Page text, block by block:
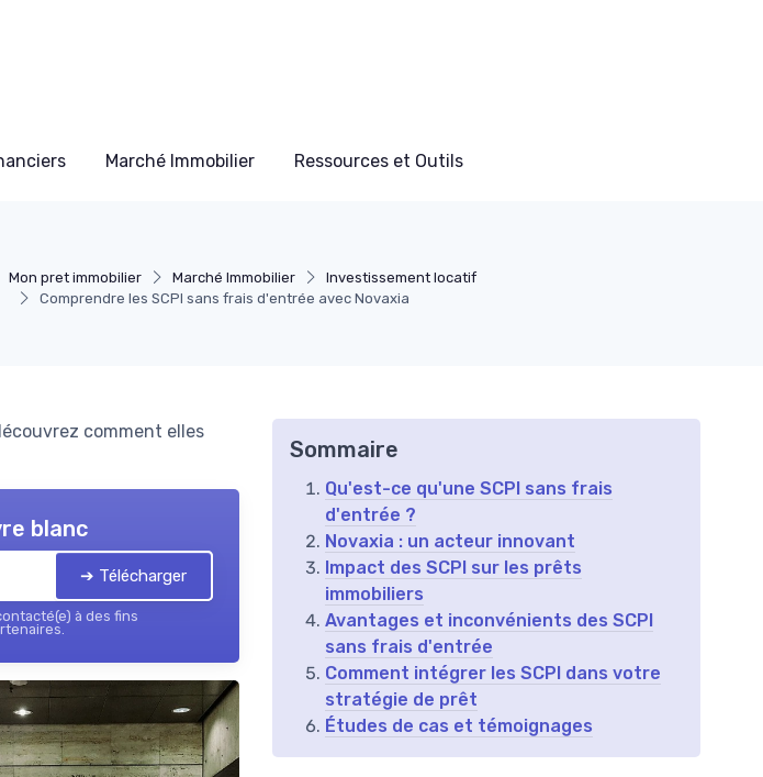
Marché Immobilier Ressources et Outils
Mon pret immobilier Marché Immobilier
Investissement locatif
Comprendre les SCPI sans frais d'entrée avec Novaxia
comment elles
blanc
➔ Télécharger
à des fins
Sommaire
Qu'est-ce qu'une SCPI sans frais
d'entrée ?
Novaxia : un acteur innovant
Impact des SCPI sur les prêts
immobiliers
Avantages et inconvénients des SCPI
sans frais d'entrée
Comment intégrer les SCPI dans votre
stratégie de prêt
Études de cas et témoignages